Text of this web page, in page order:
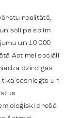
realitātē,
soli pa solim
un 10 000
Actimel sociāli
dzirdīgas
sasniegts un
drošā